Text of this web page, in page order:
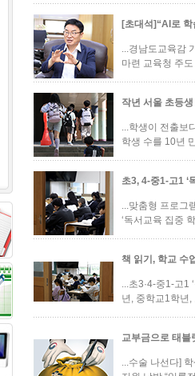
[초대석]“AI로
...경남도교육감
마련 교육청 주
작년 서울 초등
...학생이 전출보
학생 수를 10년
초3, 4-중1-고1 ‘
...맞춤형 프로그
‘독서교육 집중
책 읽기, 학교 수
...초3·4-중1-고1
년, 중학교1학년
교부금으로 태
...수술 나선다]